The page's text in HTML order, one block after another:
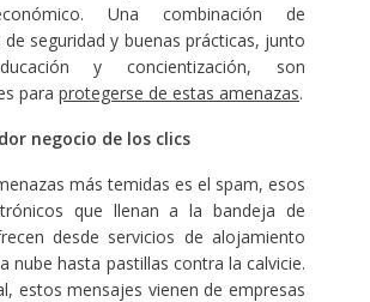
Una combinación de
seguridad y buenas prácticas, junto
y concientización, son
para protegerse de estas amenazas.
negocio de los clics
más temidas es el spam, esos
que llenan a la bandeja de
desde servicios de alojamiento
nube hasta pastillas contra la calvicie.
estos mensajes vienen de empresas